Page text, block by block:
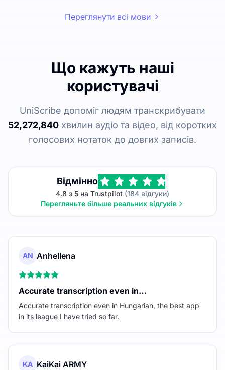
Переглянути всі мови
Що кажуть наші
користувачі
UniScribe допоміг людям транскрибувати
52,272,840 хвилин аудіо та відео, від коротких
голосових нотаток до довгих записів.
Відмінно
4.8 з 5 на Trustpilot (184 відгуки)
Перегляньте більше реальних відгуків
AN Anhellena
Accurate transcription even in…
Accurate transcription even in Hungarian, the best app
in its league I have tried so far.
KA KaiKai ARMY